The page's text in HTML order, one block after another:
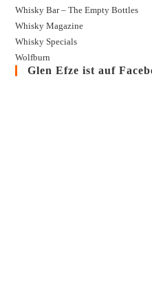
Whisky Bar – The Empty Bottles
Whisky Magazine
Whisky Specials
Wolfburn
Glen Efze ist auf